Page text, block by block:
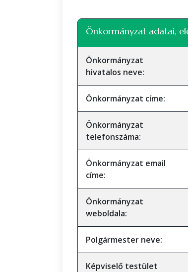
+
Önkormányzat adatai,
Önkormányzat
hivatalos neve:
Önkormányzat címe:
Önkormányzat
telefonszáma:
Önkormányzat email
címe:
Önkormányzat
weboldala:
Polgármester neve:
Képviselő testület